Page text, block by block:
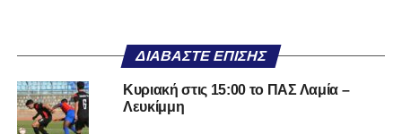
ΔΙΑΒΆΣΤΕ ΕΠΊΣΗΣ
Κυριακή στις 15:00 το ΠΑΣ Λαμία –
Λευκίμμη